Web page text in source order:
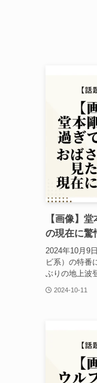
【画像】
の現在に驚
2024年10月9
ビ系）の特番
ぶりの地上波
2024-10-11